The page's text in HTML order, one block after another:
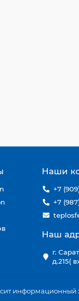
Наши
+7
+7
Наш
г.
д.215(
информационный